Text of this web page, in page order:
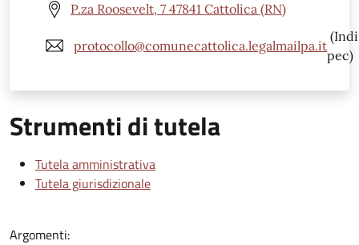
P.za Roosevelt, 7 47841 Cattolica (RN)
protocollo@comunecattolica.legalmailpa.it
pec)
Strumenti di tutela
Tutela amministrativa
Tutela giurisdizionale
Argomenti: